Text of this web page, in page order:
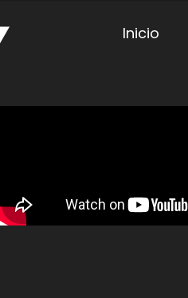
Inicio